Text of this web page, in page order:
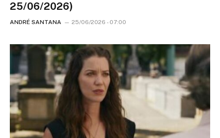
25/06/2026)
ANDRÉ SANTANA 25/06/2026 - 07:00